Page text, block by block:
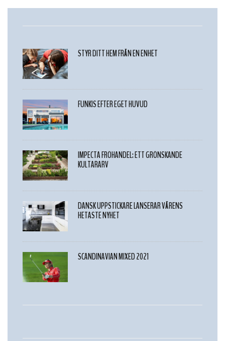
STYR DITT HEM FRÅN EN ENHET
FUNKIS EFTER EGET HUVUD
IMPECTA FRÖHANDEL: ETT GRÖNSKANDE
KULTARARV
DANSK UPPSTICKARE LANSERAR VÅRENS
HETASTE NYHET
SCANDINAVIAN MIXED 2021